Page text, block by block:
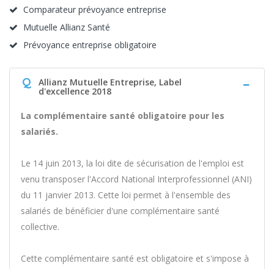
Comparateur prévoyance entreprise
Mutuelle Allianz Santé
Prévoyance entreprise obligatoire
Q Allianz Mutuelle Entreprise, Label
d'excellence 2018
La complémentaire santé obligatoire pour les
salariés.
Le 14 juin 2013, la loi dite de sécurisation de l'emploi est
venu transposer l'Accord National Interprofessionnel (ANI)
du 11 janvier 2013. Cette loi permet à l'ensemble des
salariés de bénéficier d'une complémentaire santé
collective.
Cette complémentaire santé est obligatoire et s'impose à